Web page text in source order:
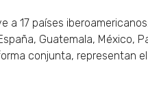
a 17 países
Guatemala, México,
conjunta, representan